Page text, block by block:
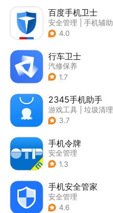
百度手机卫士
安全管理
手机辅助
4.0
行车卫士
汽修保养
1.7
2345手机助手
游戏工具
垃圾清理
| 安全管理
3.7
手机令牌
安全管理
1.3
手机安全管家
安全管理
4.6